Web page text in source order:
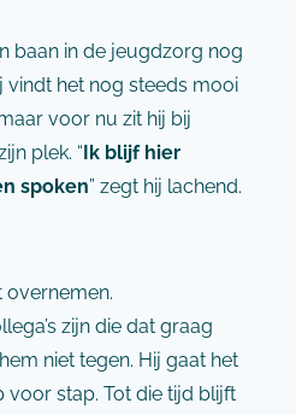
baan in de jeugdzorg nog
vindt het nog steeds mooi
voor nu zit hij bij
plek. “Ik blijf hier
spoken” zegt hij lachend.
overnemen.
zijn die dat graag
niet tegen. Hij gaat het
stap. Tot die tijd blijft